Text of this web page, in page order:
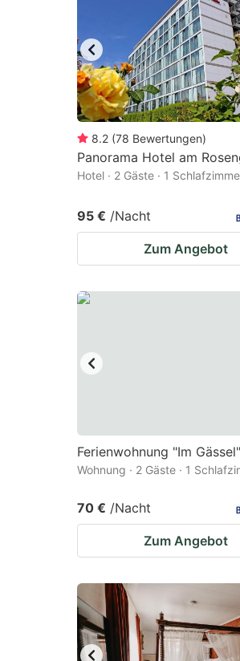
mark
key
to
get
the
keyboard
shortcuts
changing
dates.
8.2 (78 Bewertungen)
Panorama Hotel am
Hotel · 2 Gäste · 1
95 € /Nacht
Zum Angebot
Ferienwohnung "Im Gässel"
Wohnung · 2 Gäste · 1
70 € /Nacht
Zum Angebot